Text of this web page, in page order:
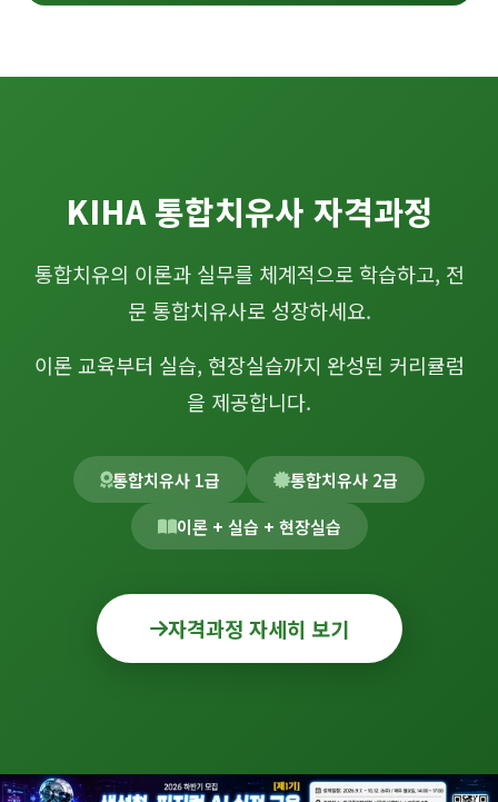
KIHA 통합치유사 자격과정
통합치유의 이론과 실무를 체계적으로 학습하고, 전
문 통합치유사로 성장하세요.
이론 교육부터 실습, 현장실습까지 완성된 커리큘럼
을 제공합니다.
통합치유사 1급
통합치유사 2급
이론 + 실습 + 현장실습
자격과정 자세히 보기